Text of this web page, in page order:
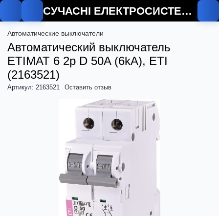
СУЧАСНІ ЕЛЕКТРОСИСТЕМИ
Автоматические выключатели
Автоматический выключатель
ETIMAT 6 2p D 50A (6kA), ETI
(2163521)
Артикул: 2163521 Оставить отзыв